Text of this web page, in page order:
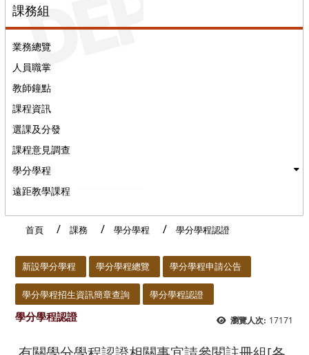
課務組
業務總覽
人員職掌
教師鐘點
課程資訊
選課及分發
課程意見調查
學分學程
遠距教學課程
首頁 課務 學分學程 學分學程認證
新設學分學程 學分學程總覽 學分學程申請公告
學分學程招生資訊簡章查詢 學分學程認證
瀏覽人次: 17171
學分學程認證